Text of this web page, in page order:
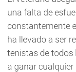
una falta de
constantemente
ha llevado a ser
tenistas de todos
a ganar